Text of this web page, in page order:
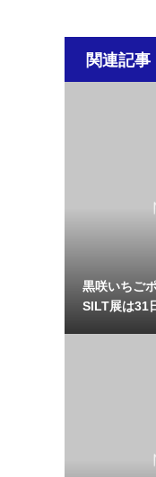
関連記事
黒咲いちご
SILT展は31